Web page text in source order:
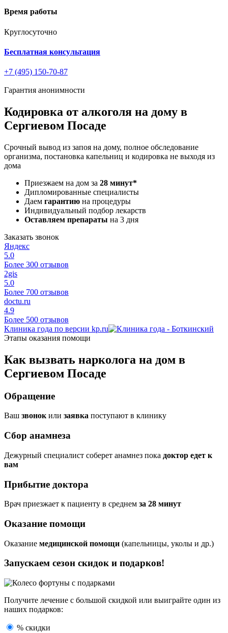
Время работы
Круглосуточно
Бесплатная консультация
+7 (495) 150-70-87
Гарантия анонимности
Кодировка от алкоголя на дому в
Сергиевом Посаде
Срочный вывод из запоя на дому, полное обследование
организма, постановка капельниц и кодировка не выходя из
дома
Приезжаем на дом за 28 минут*
Дипломированные специалисты
Даем гарантию на процедуры
Индивидуальный подбор лекарств
Оставляем препараты на 3 дня
Заказать звонок
Яндекс
5.0
Более 300 отзывов
2gis
5.0
Более 700 отзывов
doctu.ru
4.9
Более 500 отзывов
Клиника года по версии kp.ru
Этапы оказания помощи
Как вызвать нарколога на дом в
Сергиевом Посаде
Обращение
Ваш звонокили заявка поступают в клинику
Сбор анамнеза
Дежурный специалист соберет анамнез пока доктор едет к
вам
Прибытие доктора
Врач приезжает к пациенту в среднем за 28 минут
Оказание помощи
Оказание медицинской помощи (капельницы, уколы и др.)
Запускаем сезон скидок и подарков!
Получите лечение с большой скидкой или выиграйте один из
наших подарков:
% скидки